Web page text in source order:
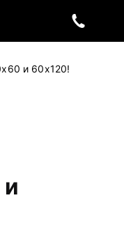
и 60х120!